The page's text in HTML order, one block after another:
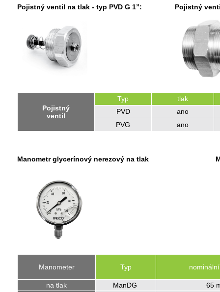
Pojistný ventil na tlak - typ PVD G 1”: Pojistný
Pojistný
ventil
Typ
tlak
PVD
ano
PVG
ano
Manometr glycerínový nerezový na tlak
Manometer Typ
na tlak ManDG
65